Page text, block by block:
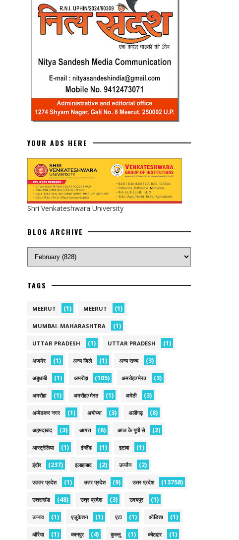
YOUR ADS HERE
Shri Venkateshwara University
BLOG ARCHIVE
TAGS
MEERUT (1) MEERUT (1)
MUMBAI. MAHARASHTRA (1)
UTTAR PRADESH (1) UTTAR PRADESH (1)
अजमेर (1) अन्य जिले (1) अन्य राज्य (3)
अबुधाबी (1) अमरोहा (105) अमरोहा/मेरठ (3)
अमरौहा (1) अमरौहा/मेरठ (1) अमेठी (3)
अम्बेडकर नगर (1) अयोध्या (3) अलीगढ़ (8)
अहमदाबाद (3) आगरा (6) आज के यूपी से (2)
आस्ट्रेलिया (1) इंग्लैंड (1) इटावा (1)
इंदौर (237) इलाहाबाद (2) उज्जैन (2)
उततर प्रदेश (1) उत्तर प्रदेश (9) उत्तर प्रदेश (13758)
उत्तराखंड (48) उत्त्र प्रदेश (3) उदयपुर (1)
उन्नाव (1) एजुकेशन (1) एटा (1) ओडिशा (1)
औरैया (1) कानपुर (4) कुल्लू (1) कोटद्वार (1)